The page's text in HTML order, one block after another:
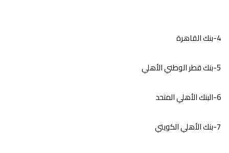
4-بنك القاهرة
5-بنك قطر الوطني الأهلي
6-البنك الأهلي المتحد
7-بنك الأهلي الكويتي